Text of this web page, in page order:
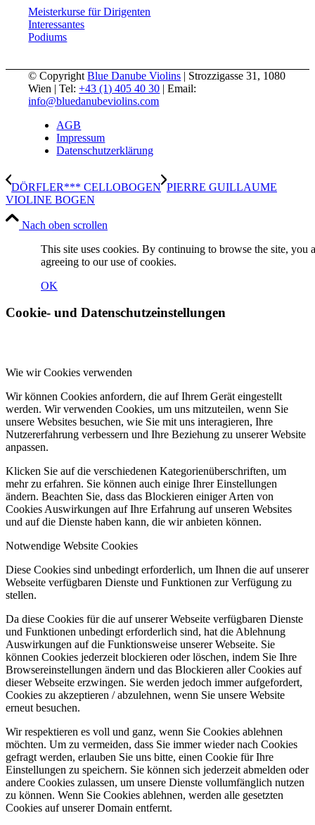
Meisterkurse für Dirigenten
Interessantes
Podiums
© CopyrightBlue Danube Violins | Strozzigasse 31, 1080
Wien | Tel:+43 (1) 405 40 30 | Email:
info@bluedanubeviolins.com
AGB
Impressum
Datenschutzerklärung
DÖRFLER*** CELLOBOGEN PIERRE GUILLAUME
VIOLINE BOGEN
Nach oben scrollen
This site uses cookies. By continuing to browse the site, you
agreeing to our use of cookies.
OK
Cookie- und Datenschutzeinstellungen
Wie wir Cookies verwenden
Wir können Cookies anfordern, die auf Ihrem Gerät eingestellt
werden. Wir verwenden Cookies, um uns mitzuteilen, wenn Sie
unsere Websites besuchen, wie Sie mit uns interagieren, Ihre
Nutzererfahrung verbessern und Ihre Beziehung zu unserer Website
anpassen.
Klicken Sie auf die verschiedenen Kategorienüberschriften, um
mehr zu erfahren. Sie können auch einige Ihrer Einstellungen
ändern. Beachten Sie, dass das Blockieren einiger Arten von
Cookies Auswirkungen auf Ihre Erfahrung auf unseren Websites
und auf die Dienste haben kann, die wir anbieten können.
Notwendige Website Cookies
Diese Cookies sind unbedingt erforderlich, um Ihnen die auf unserer
Webseite verfügbaren Dienste und Funktionen zur Verfügung zu
stellen.
Da diese Cookies für die auf unserer Webseite verfügbaren Dienste
und Funktionen unbedingt erforderlich sind, hat die Ablehnung
Auswirkungen auf die Funktionsweise unserer Webseite. Sie
können Cookies jederzeit blockieren oder löschen, indem Sie Ihre
Browsereinstellungen ändern und das Blockieren aller Cookies auf
dieser Webseite erzwingen. Sie werden jedoch immer aufgefordert,
Cookies zu akzeptieren / abzulehnen, wenn Sie unsere Website
erneut besuchen.
Wir respektieren es voll und ganz, wenn Sie Cookies ablehnen
möchten. Um zu vermeiden, dass Sie immer wieder nach Cookies
gefragt werden, erlauben Sie uns bitte, einen Cookie für Ihre
Einstellungen zu speichern. Sie können sich jederzeit abmelden oder
andere Cookies zulassen, um unsere Dienste vollumfänglich nutzen
zu können. Wenn Sie Cookies ablehnen, werden alle gesetzten
Cookies auf unserer Domain entfernt.